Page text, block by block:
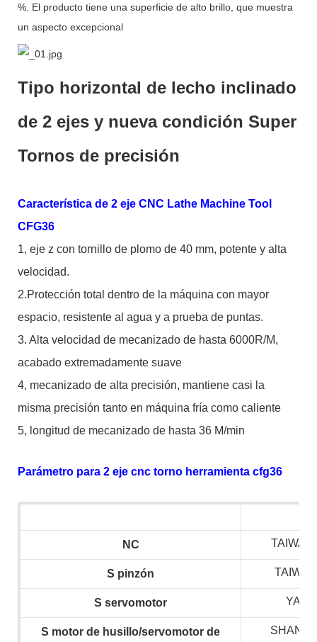
%. El producto tiene una superficie de alto brillo, que muestra
un aspecto excepcional
Tipo horizontal de lecho inclinado
de 2 ejes y nueva condición Super
Tornos de precisión
Característica de 2 eje CNC Lathe Machine Tool
CFG36
1, eje z con tornillo de plomo de 40 mm, potente y alta
velocidad.
2.Protección total dentro de la máquina con mayor
espacio, resistente al agua y a prueba de puntas.
3. Alta velocidad de mecanizado de hasta 6000R/M,
acabado extremadamente suave
4, mecanizado de alta precisión, mantiene casi la
misma precisión tanto en máquina fría como caliente
5, longitud de mecanizado de hasta 36 M/min
Parámetro para 2 eje cnc torno herramienta cfg36
NC
S pinzón
S servomotor
S motor de husillo/servomotor de